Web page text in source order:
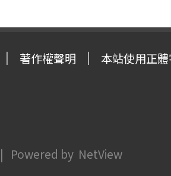
著作權聲明 本站使用正
| Powered by NetView